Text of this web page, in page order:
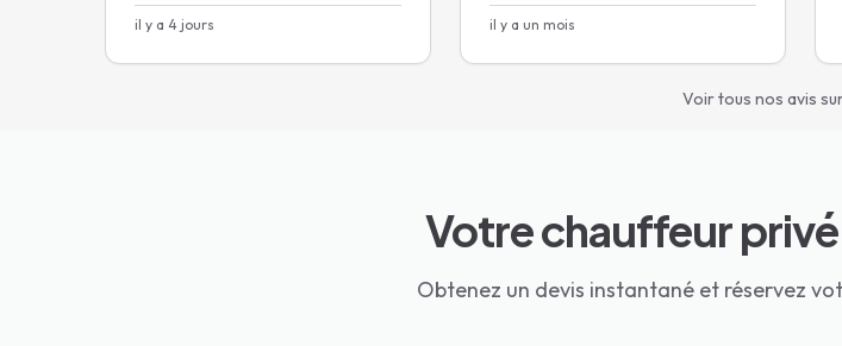
playlist kids-friendly pour un
il y a 4 jours il y a un mois
Voir tous nos avis
Votre chauffeur
Obtenez un devis instantané et réservez